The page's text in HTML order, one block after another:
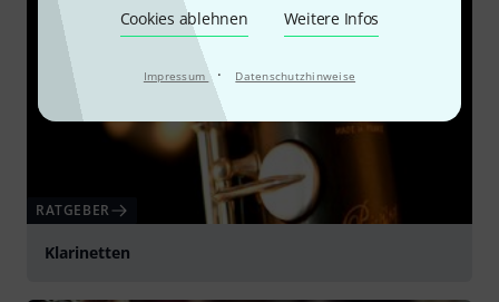
Cookies ablehnen Weitere Infos
Impressum · Datenschutzhinweise
RATGEBER
Klarinetten